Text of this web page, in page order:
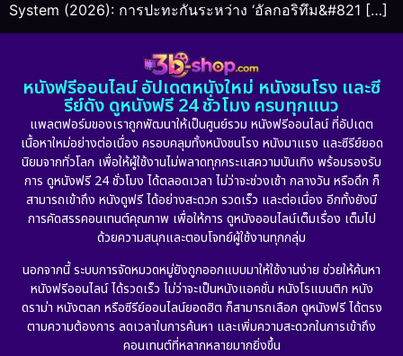
System (2026): การปะทะกันระหว่าง ‘อัลกอริทึม&#821 […]
หนังฟรีออนไลน์ อัปเดตหนังใหม่ หนังชนโรง และซี
รีย์ดัง ดูหนังฟรี 24 ชั่วโมง ครบทุกแนว
แพลตฟอร์มของเราถูกพัฒนาให้เป็นศูนย์รวม หนังฟรีออนไลน์ ที่อัปเดต
เนื้อหาใหม่อย่างต่อเนื่อง ครอบคลุมทั้งหนังชนโรง หนังมาแรง และซีรีย์ยอด
นิยมจากทั่วโลก เพื่อให้ผู้ใช้งานไม่พลาดทุกกระแสความบันเทิง พร้อมรองรับ
การ ดูหนังฟรี 24 ชั่วโมง ได้ตลอดเวลา ไม่ว่าจะช่วงเช้า กลางวัน หรือดึก ก็
สามารถเข้าถึง หนังดูฟรี ได้อย่างสะดวก รวดเร็ว และต่อเนื่อง อีกทั้งยังมี
การคัดสรรคอนเทนต์คุณภาพ เพื่อให้การ ดูหนังออนไลน์เต็มเรื่อง เต็มไป
ด้วยความสนุกและตอบโจทย์ผู้ใช้งานทุกกลุ่ม
นอกจากนี้ ระบบการจัดหมวดหมู่ยังถูกออกแบบมาให้ใช้งานง่าย ช่วยให้ค้นหา
หนังฟรีออนไลน์ ได้รวดเร็ว ไม่ว่าจะเป็นหนังแอคชั่น หนังโรแมนติก หนัง
ดราม่า หนังตลก หรือซีรีย์ออนไลน์ยอดฮิต ก็สามารถเลือก ดูหนังฟรี ได้ตรง
ตามความต้องการ ลดเวลาในการค้นหา และเพิ่มความสะดวกในการเข้าถึง
คอนเทนต์ที่หลากหลายมากยิ่งขึ้น